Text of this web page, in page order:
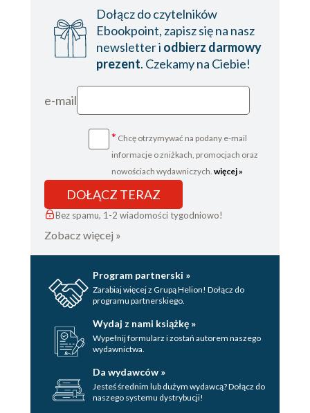
Dołącz do czytelników
Ebookpoint, zapisz się na nasz
newsletter i odbierz darmowy
prezent. Czekamy na Ciebie!
e-mail
* Chcę otrzymywać na podany e-mail
informacje o zniżkach, promocjach oraz
nowościach wydawniczych. więcej »
DOŁĄCZ TERAZ
Bez spamu, 1-2 wiadomości tygodniowo!
Zobacz więcej »
Program partnerski »
Zarabiaj więcej z Grupą Helion! Dołącz do
programu partnerskiego.
Wydaj z nami książkę »
Wypełnij formularz i zostań autorem naszego
wydawnictwa.
Da wydawców »
Jesteś średnim lub dużym wydawcą? Dołącz do
naszego systemu dystrybucji!